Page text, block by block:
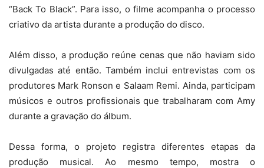
“Back To Black”. Para isso, o filme acompanha o processo
criativo da artista durante a produção do disco.
Além disso, a produção reúne cenas que não haviam sido
divulgadas até então. Também inclui entrevistas com os
produtores Mark Ronson e Salaam Remi. Ainda, participam
músicos e outros profissionais que trabalharam com Amy
durante a gravação do álbum.
Dessa forma, o projeto registra diferentes etapas da
produção musical. Ao mesmo tempo, mostra o